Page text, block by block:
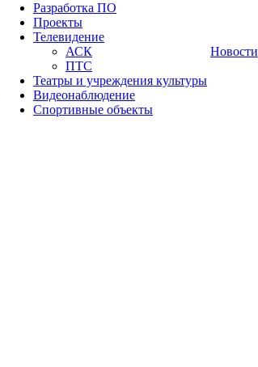
Разработка ПО
Проекты
Телевидение
АСК
ПТС
Театры и учреждения культуры
Видеонаблюдение
Спортивные объекты
Новости